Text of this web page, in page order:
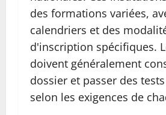
des formations variées,
calendriers et des
d'inscription spécifiques.
doivent généralement
dossier et passer des
selon les exigences de